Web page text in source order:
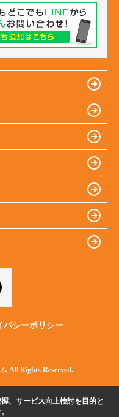
バシーポリシー
All Rights Reserved.
、サービス向上検討を目的と